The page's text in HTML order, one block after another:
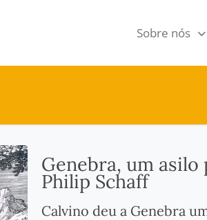
Sobre nós
Genebra, um
Philip Schaff
Calvino deu a Genebra